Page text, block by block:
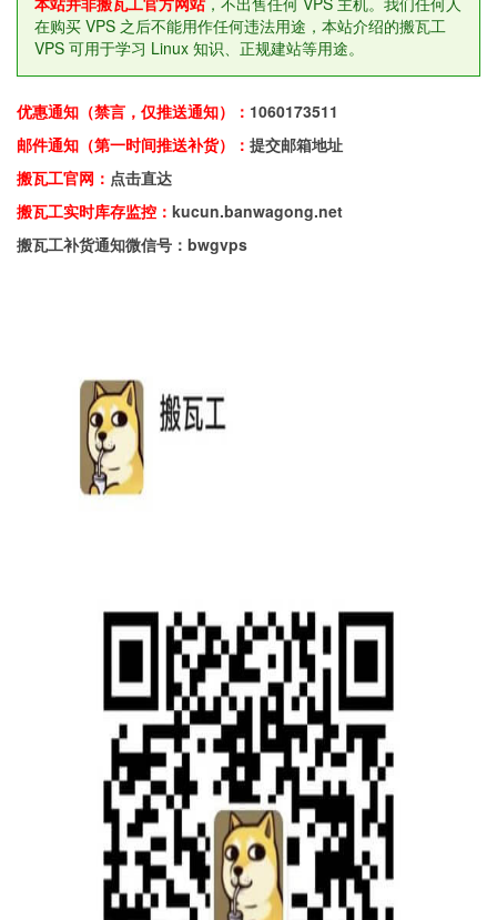
在购买 VPS 之后不能用作任何违法用途，本站介绍的搬瓦工
VPS 可用于学习 Linux 知识、正规建站等用途。
优惠通知（禁言，仅推送通知）： 1060173511
邮件通知（第一时间推送补货）： 提交邮箱地址
搬瓦工官网： 点击直达
搬瓦工实时库存监控： kucun.banwagong.net
搬瓦工补货通知微信号：bwgvps